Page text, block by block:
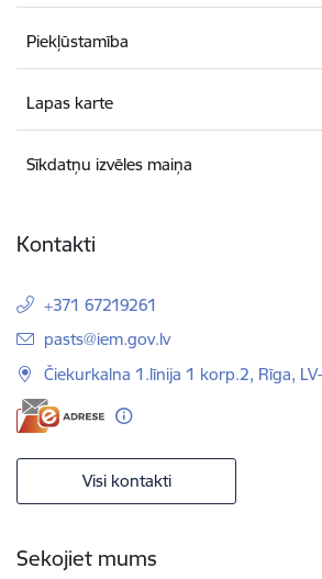
Piekļūstamība
Lapas karte
Sīkdatņu izvēles maiņa
Kontakti
+371 67219261
E-pasts:
pasts@iem.gov.lv
Čiekurkalna 1.līnija 1 korp.2, Rīga,
Visi kontakti
Sekojiet mums